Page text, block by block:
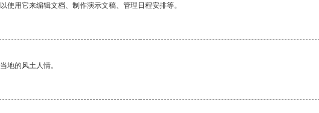
用它来编辑文档、制作演示文稿、管理日程安排等。
地的风土人情。